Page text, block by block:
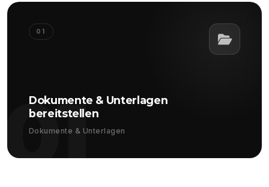
01
01
Dokumente & Unterlagen
bereitstellen
Dokumente & Unterlagen